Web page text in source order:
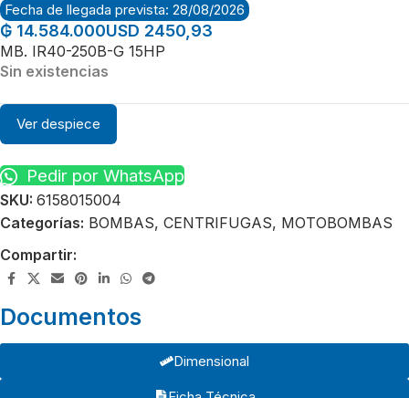
Fecha de llegada prevista: 28/08/2026
₲ 14.584.000USD 2450,93
MB. IR40-250B-G 15HP
Sin existencias
Ver despiece
Pedir por WhatsApp
SKU: 6158015004
Categorías: BOMBAS, CENTRIFUGAS, MOTOBOMBAS
Compartir:
Documentos
Dimensional